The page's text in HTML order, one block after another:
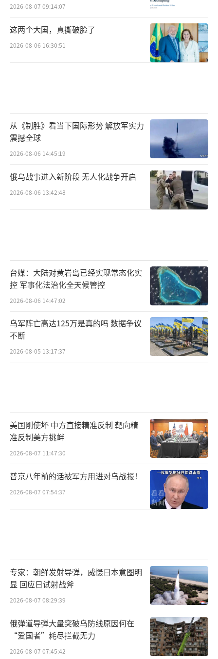
2026-08-07 09:14:07
这两个大国，真撕破脸了
2026-08-06 16:30:51
从《制胜》看当下国际形势 解放军实力
震撼全球
2026-08-06 14:45:19
俄乌战事进入新阶段 无人化战争开启
2026-08-06 13:42:48
台媒：大陆对黄岩岛已经实现常态化实
控 军事化法治化全天候管控
2026-08-06 14:47:02
乌军阵亡高达125万是真的吗 数据争议
不断
2026-08-05 13:17:37
美国刚使坏 中方直接精准反制 靶向精
准反制美方挑衅
2026-08-07 11:47:30
普京八年前的话被军方用进对乌战报！
2026-08-07 07:54:37
专家：朝鲜发射导弹，威慑日本意图明
显 回应日试射战斧
2026-08-07 08:29:39
俄弹道导弹大量突破乌防线原因何在
“爱国者”耗尽拦截无力
2026-08-07 07:45:42